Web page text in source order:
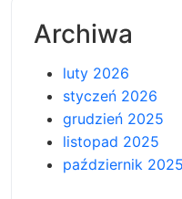
Archiwa
luty 2026
styczeń 2026
grudzień 2025
listopad 2025
październik 2025